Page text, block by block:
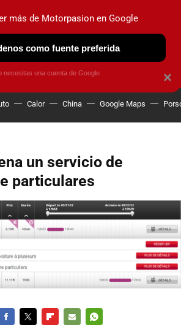
ELÉCTRICOS OBSERVATORIO
Calor China Google Maps
un servicio de
particulares
×
más de Motorpasion en Google
como fuente preferida
necesitas una cuenta de Google